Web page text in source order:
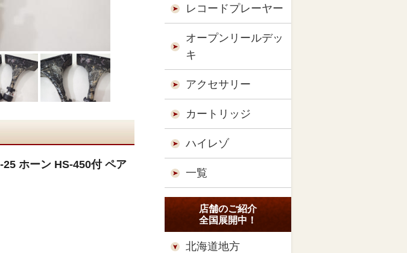
ホーン HS-450付 ペア
レコードプレーヤー
オープンリールデッ
キ
アクセサリー
カートリッジ
ハイレゾ
一覧
店舗のご紹介
全国展開中！
北海道地方